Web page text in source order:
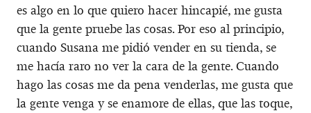
es algo en lo que quiero hacer hincapié, me gusta
que la gente pruebe las cosas. Por eso al principio,
cuando Susana me pidió vender en su tienda, se
me hacía raro no ver la cara de la gente. Cuando
hago las cosas me da pena venderlas, me gusta que
la gente venga y se enamore de ellas, que las toque,